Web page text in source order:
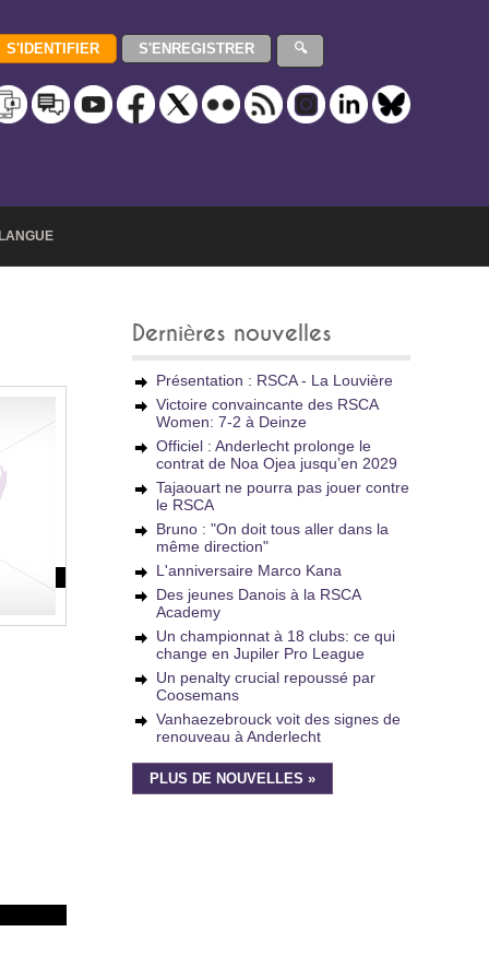
Dernières nouvelles
Présentation : RSCA - La Louvière
Victoire convaincante des RSCA
Women: 7-2 à Deinze
Officiel : Anderlecht prolonge le
contrat de Noa Ojea jusqu’en 2029
Tajaouart ne pourra pas jouer contre
le RSCA
Bruno : "On doit tous aller dans la
même direction"
L'anniversaire Marco Kana
Des jeunes Danois à la RSCA
Academy
Un championnat à 18 clubs: ce qui
change en Jupiler Pro League
Un penalty crucial repoussé par
Coosemans
Vanhaezebrouck voit des signes de
renouveau à Anderlecht
PLUS DE NOUVELLES »